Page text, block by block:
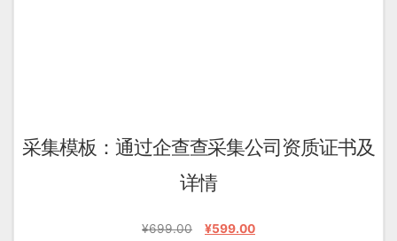
采集模板：通过企查查采集公司资质证书及
详情
¥699.00
原¥599.00当